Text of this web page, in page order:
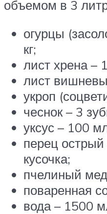
объемом в 3
огурцы
кг;
лист хрена –
лист
укроп
чеснок – 3
уксус – 100
перец
кусочка;
пчелиный
поваренная
вода – 1500